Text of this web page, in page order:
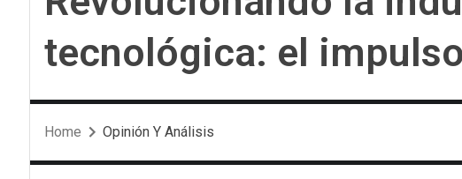
tecnológica: el
Home Opinión Y Análisis